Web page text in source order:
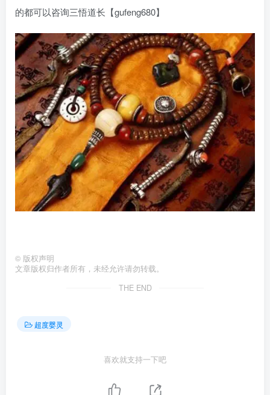
的都可以咨询三悟道长【gufeng680】
© 版权声明
文章版权归作者所有，未经允许请勿转载。
THE END
超度婴灵
喜欢就支持一下吧